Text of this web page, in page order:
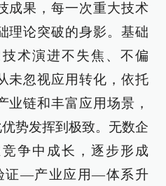
成果，每一次重大技术
理论突破的身影。基础
术演进不失焦、不偏
未忽视应用转化，依托
业链和丰富应用场景，
势发挥到极致。无数企
争中成长，逐步形成
证—产业应用—体系升